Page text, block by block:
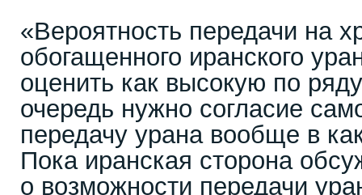
«Вероятность передачи на
обогащенного иранского
оценить как высокую по
очередь нужно согласие
передачу урана вообще в
Пока иранская сторона
о возможности передачи